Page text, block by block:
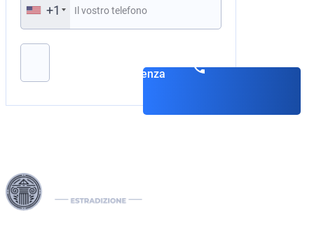
+1
Si prega di lasciare vuoto questo campo.
consulenza